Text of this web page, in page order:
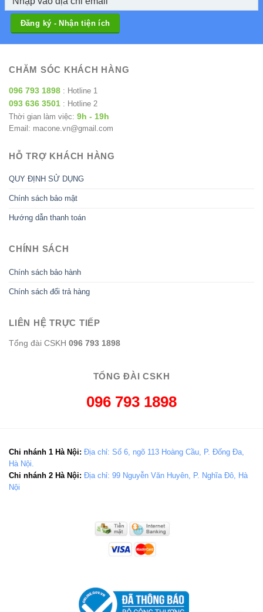
CHĂM SÓC KHÁCH HÀNG
096 793 1898 : Hotline 1
093 636 3501 : Hotline 2
Thời gian làm việc: 9h - 19h
Email: macone.vn@gmail.com
HỖ TRỢ KHÁCH HÀNG
QUY ĐỊNH SỬ DỤNG
Chính sách bảo mật
Hướng dẫn thanh toán
CHÍNH SÁCH
Chính sách bảo hành
Chính sách đổi trả hàng
LIÊN HỆ TRỰC TIẾP
Tổng đài CSKH 096 793 1898
TỔNG ĐÀI CSKH
096 793 1898
Chi nhánh 1 Hà Nội: Địa chỉ: Số 6, ngõ 113 Hoàng Cầu, P. Đống Đa,
Hà Nội.
Chi nhánh 2 Hà Nội: Địa chỉ: 99 Nguyễn Văn Huyên, P. Nghĩa Đô, Hà
Nội